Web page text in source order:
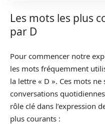
Les mots les plus
par D
Pour commencer notre
les mots fréquemment
la lettre « D ». Ces mots
conversations
rôle clé dans l’expression
plus courants :